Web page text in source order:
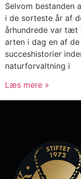
Selvom bestanden
i de sorteste år af
århundrede var tæt
arten i dag en af
succeshistorier
naturforvaltning i
Læs mere »